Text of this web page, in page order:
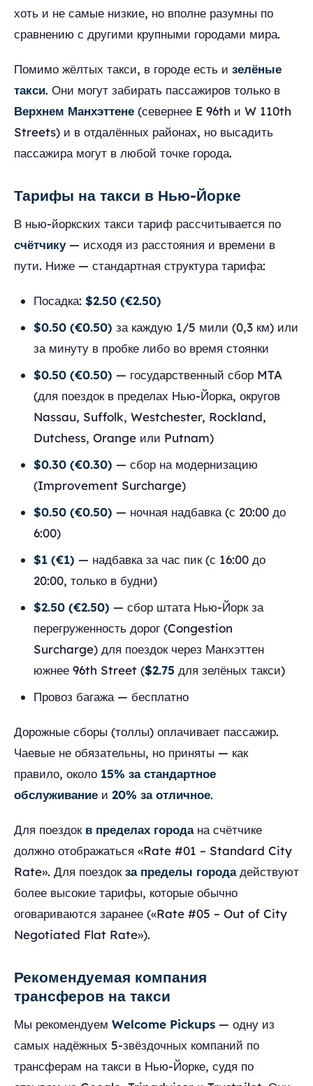
хоть и не самые низкие, но вполне разумны по
сравнению с другими крупными городами мира.
Помимо жёлтых такси, в городе есть и зелёные
такси. Они могут забирать пассажиров только в
Верхнем Манхэттене (севернее E 96th и W 110th
Streets) и в отдалённых районах, но высадить
пассажира могут в любой точке города.
Тарифы на такси в Нью-Йорке
В нью-йоркских такси тариф рассчитывается по
счётчику— исходя из расстояния и времени в
пути. Ниже — стандартная структура тарифа:
Посадка: $2.50 (€2.50)
$0.50 (€0.50) за каждую 1/5 мили (0,3 км) или
за минуту в пробке либо во время стоянки
$0.50 (€0.50) — государственный сбор MTA
(для поездок в пределах Нью-Йорка, округов
Nassau, Suffolk, Westchester, Rockland,
Dutchess, Orange или Putnam)
$0.30 (€0.30) — сбор на модернизацию
(Improvement Surcharge)
$0.50 (€0.50) — ночная надбавка (с 20:00 до
6:00)
$1 (€1) — надбавка за час пик (с 16:00 до
20:00, только в будни)
$2.50 (€2.50) — сбор штата Нью-Йорк за
перегруженность дорог (Congestion
Surcharge) для поездок через Манхэттен
южнее 96th Street ($2.75 для зелёных такси)
Провоз багажа — бесплатно
Дорожные сборы (толлы) оплачивает пассажир.
Чаевые не обязательны, но приняты — как
правило, около 15% за стандартное
обслуживание и 20% за отличное.
Для поездок в пределах городана счётчике
должно отображаться «Rate #01 – Standard City
Rate». Для поездокза пределы городадействуют
более высокие тарифы, которые обычно
оговариваются заранее («Rate #05 – Out of City
Negotiated Flat Rate»).
Рекомендуемая компания
трансферов на такси
Мы рекомендуем Welcome Pickups — одну из
самых надёжных 5-звёздочных компаний по
трансферам на такси в Нью-Йорке, судя по